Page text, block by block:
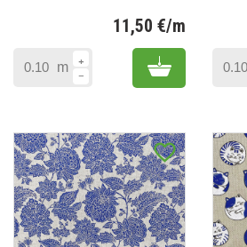
11,50 €/m
m Add to cart
favorite_border